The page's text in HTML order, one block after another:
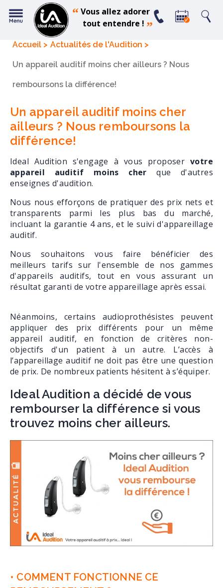
“Vous allez adorer
tout entendre ! ”
Accueil Actualités de l'Audition
Un appareil auditif moins cher ailleurs ? Nous
remboursons la différence!
Un appareil auditif moins cher
ailleurs ? Nous remboursons la
différence!
Ideal Audition s'engage à vous proposer votre
appareil auditif moins cher que d'autres
enseignes d'audition.
Nous nous efforçons de pratiquer des prix nets et
transparents parmi les plus bas du marché,
incluant la garantie 4 ans, et le suivi d'appareillage
auditif.
Nous souhaitons vous faire bénéficier des
meilleurs tarifs sur l'ensemble de nos gammes
d'appareils auditifs, tout en vous assurant un
résultat garanti de votre appareillage après essai.
Néanmoins, certains audioprothésistes peuvent
appliquer des prix différents pour un même
appareil auditif, en fonction de critères non-
objectifs d'un patient à un autre. L’accès à
l’appareillage auditif ne doit pas être une question
de prix. De nombreux patients hésitent à s’équiper.
Ideal Audition a décidé de vous
rembourser la différence si vous
trouvez moins cher ailleurs.
• COMMENT FONCTIONNE CE